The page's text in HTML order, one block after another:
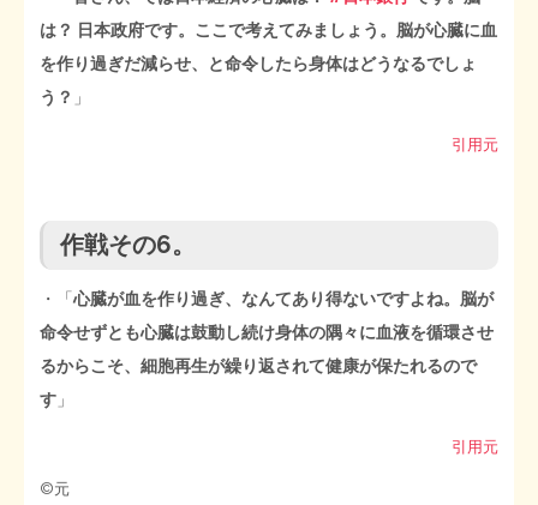
は？ 日本政府です。ここで考えてみましょう。脳が心臓に血
を作り過ぎだ減らせ、と命令したら身体はどうなるでしょ
う？ 」
引用元
作戦その6。
・「心臓が血を作り過ぎ、なんてあり得ないですよね。脳が
命令せずとも心臓は鼓動し続け身体の隅々に血液を循環させ
るからこそ、細胞再生が繰り返されて健康が保たれるので
す 」
引用元
©元